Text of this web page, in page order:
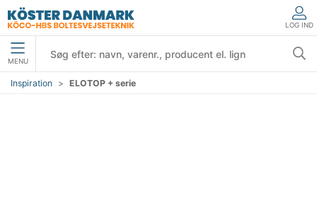
LOG IND
MENU
Inspiration ELOTOP + serie